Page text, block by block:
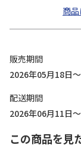
商
販売期間
2026年05月18日
配送期間
2026年06月11日
この商品を見